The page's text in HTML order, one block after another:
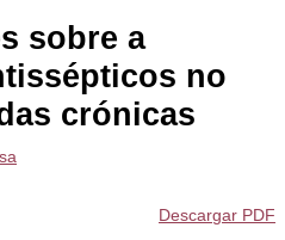
sobre a
no
crónicas
Descargar PDF